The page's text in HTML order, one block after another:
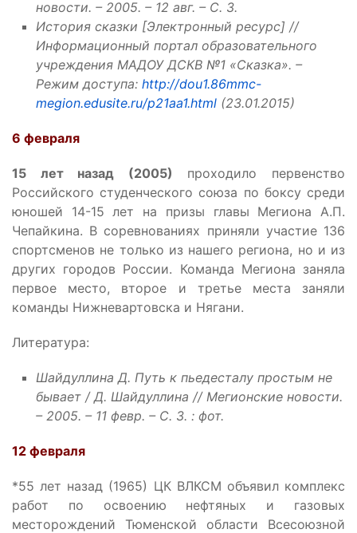
новости. – 2005. – 12 авг. – С. 3.
История сказки [Электронный ресурс] //
Информационный портал образовательного
учреждения МАДОУ ДСКВ №1 «Сказка». –
Режим доступа: http://dou1.86mmc-
megion.edusite.ru/p21aa1.html (23.01.2015)
6 февраля
15 лет назад (2005) проходило первенство
Российского студенческого союза по боксу среди
юношей 14-15 лет на призы главы Мегиона А.П.
Чепайкина. В соревнованиях приняли участие 136
спортсменов не только из нашего региона, но и из
других городов России. Команда Мегиона заняла
первое место, второе и третье места заняли
команды Нижневартовска и Нягани.
Литература:
Шайдуллина Д. Путь к пьедесталу простым не
бывает / Д. Шайдуллина // Мегионские новости.
– 2005. – 11 февр. – С. 3. : фот.
12 февраля
*55 лет назад (1965) ЦК ВЛКСМ объявил комплекс
работ по освоению нефтяных и газовых
месторождений Тюменской области Всесоюзной